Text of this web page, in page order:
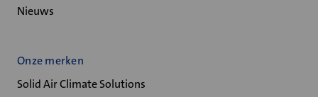
Nieuws
Onze merken
Solid Air Climate Solutions